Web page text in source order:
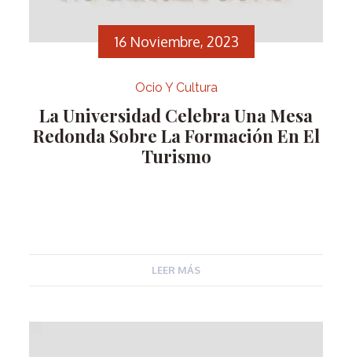
16 Noviembre, 2023
Ocio Y Cultura
La Universidad Celebra Una Mesa
Redonda Sobre La Formación En El
Turismo
LEER MÁS